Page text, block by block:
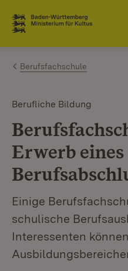
Zum Inhalt springen
Link zur Startseite
Berufsfachschule
Berufliche Bildung
Erwerb eines
Einige
schulische
Interessenten